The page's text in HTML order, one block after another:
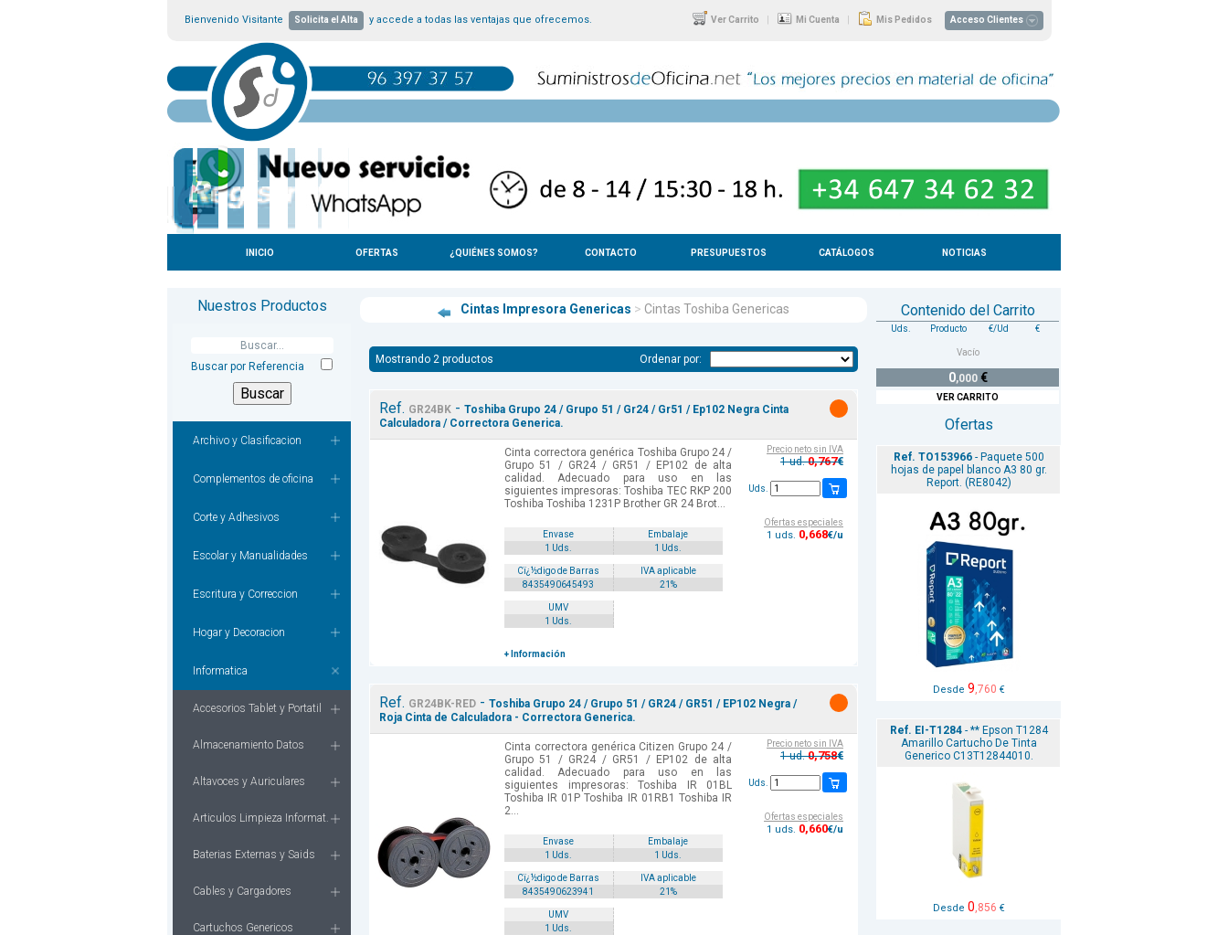
Bienvenido Visitante Solicita el Alta y accede a todas las ventajas que ofrecemos. Ver Carrito | Mi Cuenta | Mis Pedidos Acceso Clientes
INICIO OFERTAS ¿QUIÉNES SOMOS? CONTACTO PRESUPUESTOS CATÁLOGOS NOTICIAS
Nuestros Productos
Buscar por Referencia
Archivo y Clasificacion
Complementos de oficina
Corte y Adhesivos
Escolar y Manualidades
Escritura y Correccion
Hogar y Decoracion
Informatica
Accesorios Tablet y Portatil
Almacenamiento Datos
Altavoces y Auriculares
Articulos Limpieza Informat.
Baterias Externas y Saids
Cables y Cargadores
Cartuchos Genericos
Cintas Impresora Genericas > Cintas Toshiba Genericas
Mostrando 2 productos Ordenar por:
Ref. GR24BK - Toshiba Grupo 24 / Grupo 51 / Gr24 / Gr51 / Ep102 Negra Cinta
Calculadora / Correctora Generica.
Cinta correctora genérica Toshiba Grupo 24 /
Grupo 51 / GR24 / GR51 / EP102 de alta
calidad. Adecuado para uso en las
siguientes impresoras: Toshiba TEC RKP 200
Toshiba Toshiba 1231P Brother GR 24 Brot...
Envase
Embalaje
1 Uds.
1 Uds.
Cï¿½digo de Barras
IVA aplicable
8435490645493
21%
UMV
1 Uds.
+ Información
Precio neto sin IVA
1 ud.0,767€
Uds.
Ofertas especiales
1 uds. 0,668€/u
Ref. GR24BK-RED - Toshiba Grupo 24 / Grupo 51 / GR24 / GR51 / EP102 Negra /
Roja Cinta de Calculadora - Correctora Generica.
Cinta correctora genérica Citizen Grupo 24 /
Grupo 51 / GR24 / GR51 / EP102 de alta
calidad. Adecuado para uso en las
siguientes impresoras: Toshiba IR 01BL
Toshiba IR 01P Toshiba IR 01RB1 Toshiba IR
2...
Envase
Embalaje
1 Uds.
1 Uds.
Cï¿½digo de Barras
IVA aplicable
8435490623941
21%
UMV
1 Uds.
Precio neto sin IVA
1 ud.0,758€
Uds.
Ofertas especiales
1 uds. 0,660€/u
Contenido del Carrito
Uds. Producto €/Ud €
Vacío
0,000€
VER CARRITO
Ofertas
Ref. TO153966- Paquete 500
hojas de papel blanco A3 80 gr.
Report. (RE8042)
Desde 9,760 €
Ref. EI-T1284- ** Epson T1284
Amarillo Cartucho De Tinta
Generico C13T12844010.
Desde 0,856 €